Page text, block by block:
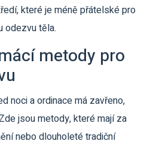
které je méně přátelské pro
odezvu těla.
metody pro
noci a ordinace má zavřeno,
jsou metody, které mají za
nebo dlouholeté tradiční